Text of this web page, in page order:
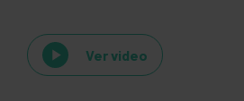
Ver video